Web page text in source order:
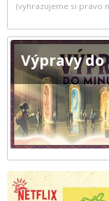
(vyhrazujeme si právo
Výpravy